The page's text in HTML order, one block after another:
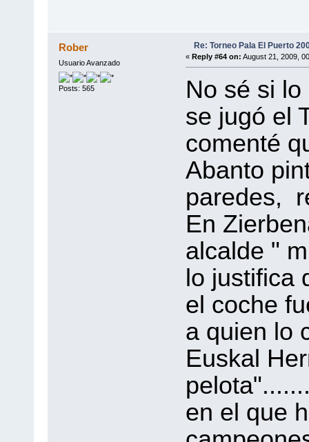
Rober
Usuario Avanzado
Posts: 565
Re: Torneo Pala El Puerto
« Reply #64 on: August 21, 2009,
No sé si
se jugó el
comenté
Abanto
paredes,
En
alcalde "
lo justifica
el coche
a quien lo
Euskal
en el que